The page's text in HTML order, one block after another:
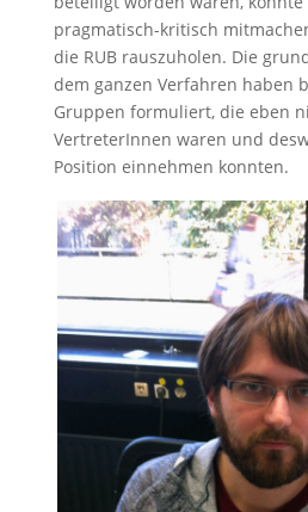
pragmatisch-kritisch
die RUB rauszuholen. Die
dem ganzen Verfahren haben
Gruppen formuliert, die eben
VertreterInnen waren und
Position einnehmen konnten.